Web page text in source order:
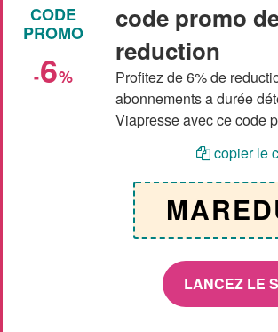
CODE
PROMO
-6%
code promo
reduction
Profitez de 6% de
abonnements a durée
Viapresse avec ce code
copier le
LANCEZ LE